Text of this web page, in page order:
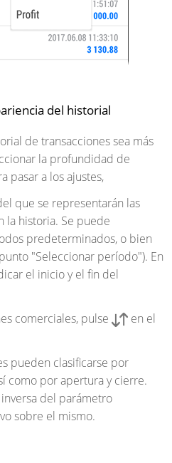
del historial
de transacciones sea más
la profundidad de
pasar a los ajustes,
que se representarán las
la historia. Se puede
predeterminados, o bien
"Seleccionar período"). En
el inicio y el fin del
comerciales, pulse
en el
pueden clasificarse por
como por apertura y cierre.
del parámetro
sobre el mismo.